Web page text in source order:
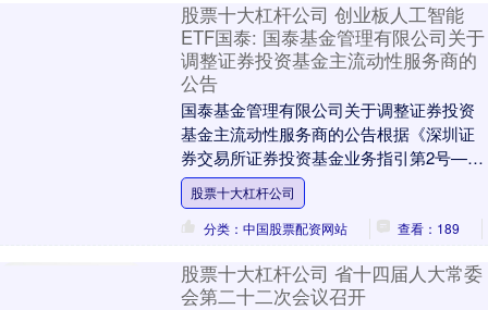
股票十大杠杆公司 创业板人工智能
ETF国泰: 国泰基金管理有限公司关于
调整证券投资基金主流动性服务商的
公告
国泰基金管理有限公司关于调整证券投资
基金主流动性服务商的公告根据《深圳证
券交易所证券投资基金业务指引第2号——
流动性服务》等有关规定，自务商：：招
商证券股份有限....
股票十大杠杆公司
分类：中国股票配资网站
查看：189
股票十大杠杆公司 省十四届人大常委
会第二十二次会议召开